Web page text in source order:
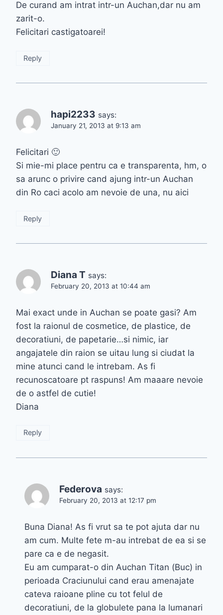
De curand am intrat intr-un Auchan,dar nu am
zarit-o.
Felicitari castigatoarei!
Reply
hapi2233 says:
January 21, 2013 at 9:13 am
Felicitari 🙂
Si mie-mi place pentru ca e transparenta, hm, o
sa arunc o privire cand ajung intr-un Auchan
din Ro caci acolo am nevoie de una, nu aici
Reply
Diana T says:
February 20, 2013 at 10:44 am
Mai exact unde in Auchan se poate gasi? Am
fost la raionul de cosmetice, de plastice, de
decoratiuni, de papetarie…si nimic, iar
angajatele din raion se uitau lung si ciudat la
mine atunci cand le intrebam. As fi
recunoscatoare pt raspuns! Am maaare nevoie
de o astfel de cutie!
Diana
Reply
Federova says:
February 20, 2013 at 12:17 pm
Buna Diana! As fi vrut sa te pot ajuta dar nu
am cum. Multe fete m-au intrebat de ea si se
pare ca e de negasit.
Eu am cumparat-o din Auchan Titan (Buc) in
perioada Craciunului cand erau amenajate
cateva raioane pline cu tot felul de
decoratiuni, de la globulete pana la lumanari